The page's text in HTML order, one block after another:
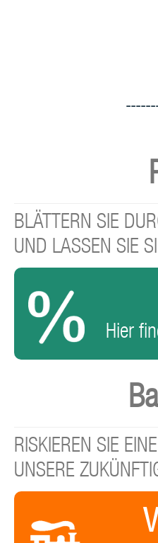
BLÄTTERN SIE
UND LASSEN SIE
Hier
RISKIEREN SIE
UNSERE